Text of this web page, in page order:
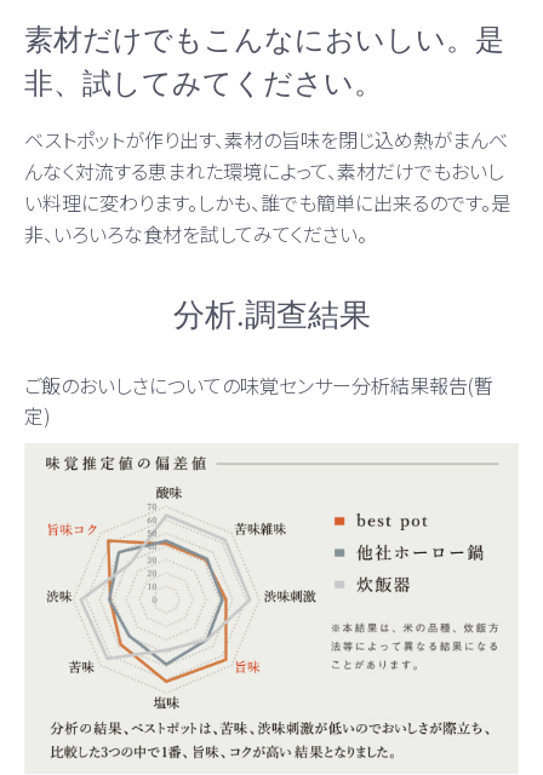
素材だけでもこんなにおいしい。是
非、試してみてください。
ベストポットが作り出す、素材の旨味を閉じ込め熱がまんべ
んなく対流する恵まれた環境によって、素材だけでもおいし
い料理に変わります。しかも、誰でも簡単に出来るのです。是
非、いろいろな食材を試してみてください。
分析.調查結果
ご飯のおいしさについての味覚センサー分析結果報告(暫
定)